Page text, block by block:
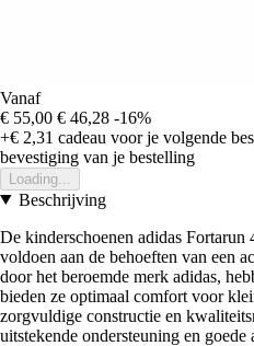
Vanaf
€ 55,00 € 46,28 -16%
+€ 2,31 cadeau voor je volgende
bevestiging van je bestelling
Loading...
Beschrijving
De kinderschoenen adidas
voldoen aan de behoeften van een
door het beroemde merk adidas,
bieden ze optimaal comfort voor
zorgvuldige constructie en
uitstekende ondersteuning en goede